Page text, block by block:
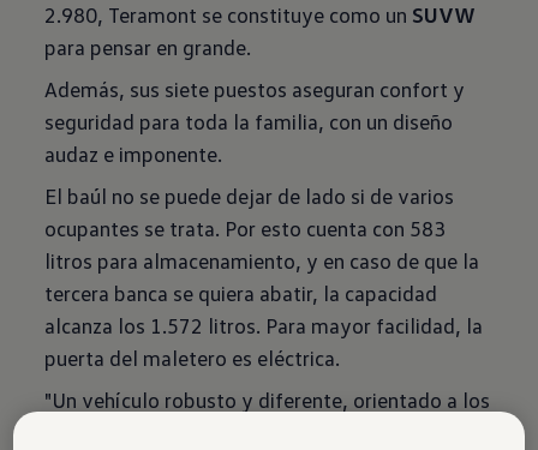
2.980, Teramont se constituye como un SUVW
para pensar en grande.
Además, sus siete puestos aseguran confort y
seguridad para toda la familia, con un diseño
audaz e imponente.
El baúl no se puede dejar de lado si de varios
ocupantes se trata. Por esto cuenta con 583
litros para almacenamiento, y en caso de que la
tercera banca se quiera abatir, la capacidad
alcanza los 1.572 litros. Para mayor facilidad, la
puerta del maletero es eléctrica.
"Un vehículo robusto y diferente, orientado a los